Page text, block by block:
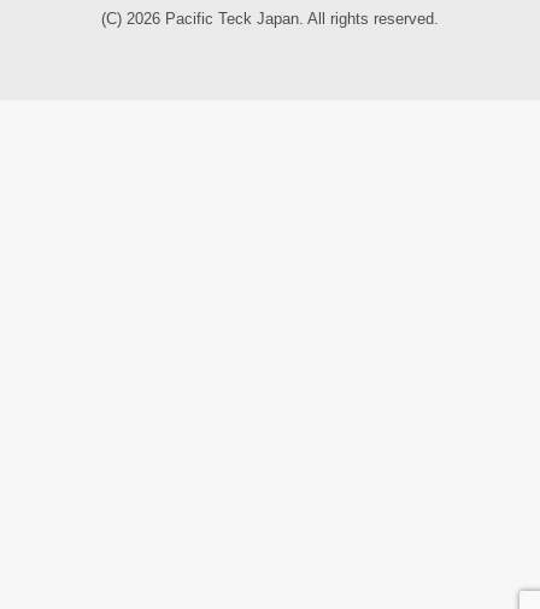
(C) 2026 Pacific Teck Japan. All rights reserved.